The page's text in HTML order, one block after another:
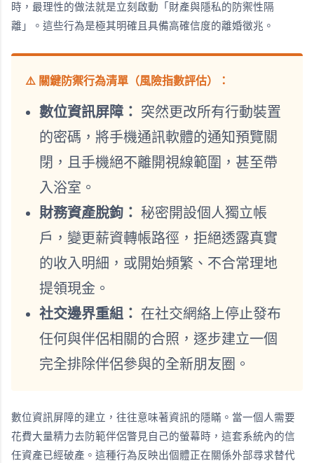
時，最理性的做法就是立刻啟動「財產與隱私的防禦性隔
離」。這些行為是極其明確且具備高確信度的離婚徵兆。
⚠️ 關鍵防禦行為清單（風險指數評估）：
數位資訊屏障： 突然更改所有行動裝置
的密碼，將手機通訊軟體的通知預覽關
閉，且手機絕不離開視線範圍，甚至帶
入浴室。
財務資產脫鉤： 秘密開設個人獨立帳
戶，變更薪資轉帳路徑，拒絕透露真實
的收入明細，或開始頻繁、不合常理地
提領現金。
社交邊界重組： 在社交網絡上停止發布
任何與伴侶相關的合照，逐步建立一個
完全排除伴侶參與的全新朋友圈。
數位資訊屏障的建立，往往意味著資訊的隱瞞。當一個人需要
花費大量精力去防範伴侶瞥見自己的螢幕時，這套系統內的信
任資產已經破產。這種行為反映出個體正在關係外部尋求替代